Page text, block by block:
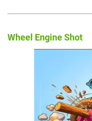
Wheel Engine Shot